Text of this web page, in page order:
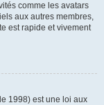
comme les avatars
aux autres membres,
est rapide et vivement
1998) est une loi aux